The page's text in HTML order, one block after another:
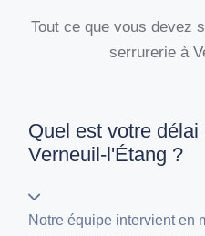
Tout ce que vous devez
serrurerie à
Quel est votre
Verneuil-l'Étang ?
Notre équipe intervient en